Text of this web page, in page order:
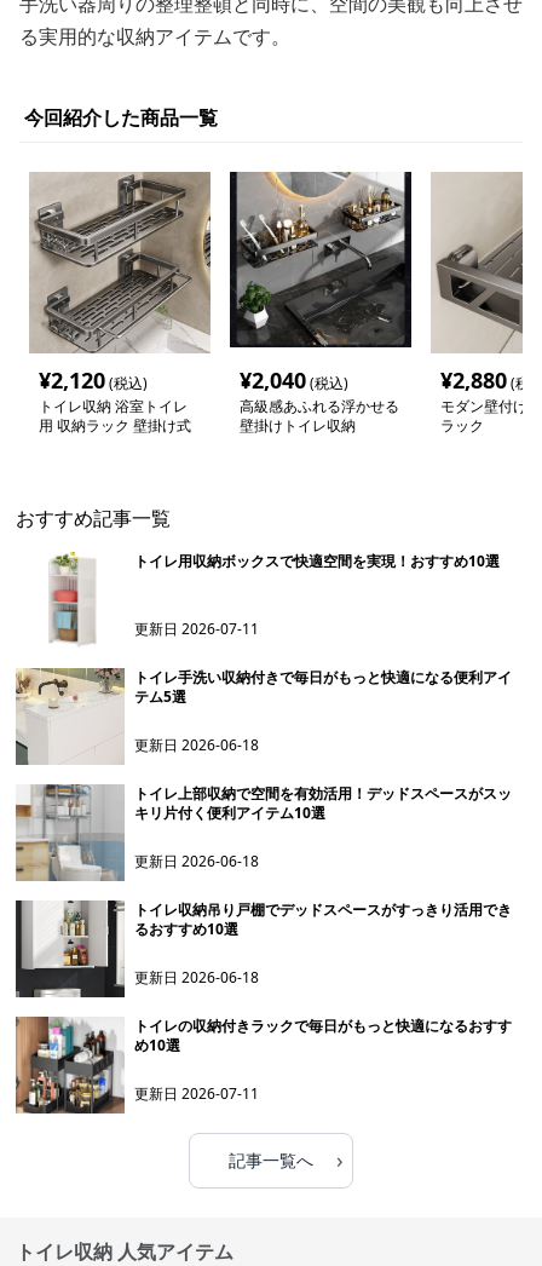
る実用的な収納アイテムです。
今回紹介した商品一覧
¥2,120(税込)
トイレ収納 浴室トイレ
用 収納ラック 壁掛け式
¥2,040(税込)
高級感あふれる浮かせる
壁掛けトイレ収納
¥2,880(税
モダン壁付け
ラック
おすすめ記事一覧
トイレ用収納ボックスで快適空間を実現！おすすめ10選
更新日2026-07-11
トイレ手洗い収納付きで毎日がもっと快適になる便利アイ
テム5選
更新日2026-06-18
トイレ上部収納で空間を有効活用！デッドスペースがスッ
キリ片付く便利アイテム10選
更新日2026-06-18
トイレ収納吊り戸棚でデッドスペースがすっきり活用でき
るおすすめ10選
更新日2026-06-18
トイレの収納付きラックで毎日がもっと快適になるおすす
め10選
更新日2026-07-11
記事一覧へ ›
トイレ収納 人気アイテム